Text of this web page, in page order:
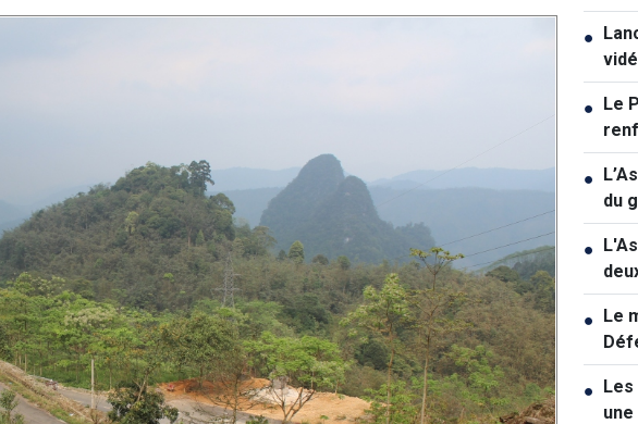
●
● Le
●
du
●
● Le
● Les